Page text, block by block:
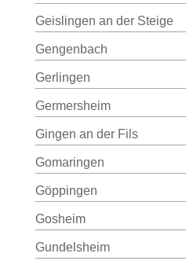
Geislingen an der Steige
Gengenbach
Gerlingen
Germersheim
Gingen an der Fils
Gomaringen
Göppingen
Gosheim
Gundelsheim